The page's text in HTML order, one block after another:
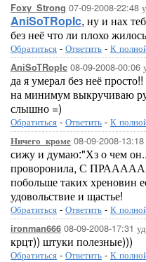
Foxy_Strong 07-09-2008-22:48
AniSoTRopIc, ну и нах
без неё что ли плохо
Обратиться - Ответить - К
AniSoTRopIc 08-09-2008-00:06
да я умерал без неё
на минимум выкручиваю
слышно =)
Обратиться - Ответить - К
Ничего_кроме 08-09-2008-13:18
сижу и думаю:"Хз о чем
проворонила, С
побольше таких хреновин
удовольствие и щастье!
Обратиться - Ответить - К
ironman666 08-09-2008-17:31
крцт)) штуки полезные)))
Обратиться - Ответить - К